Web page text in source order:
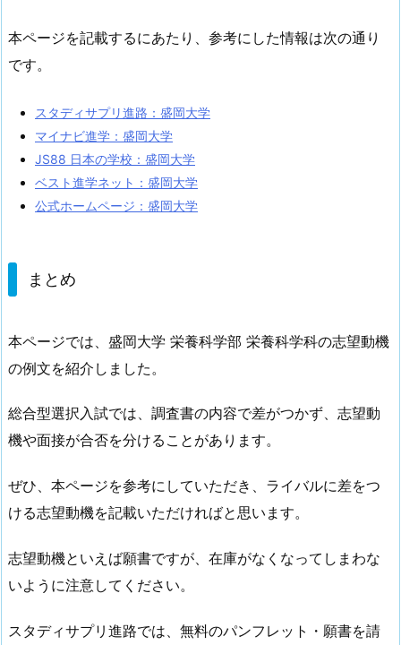
本ページを記載するにあたり、参考にした情報は次の通り
です。
スタディサプリ進路：盛岡大学
マイナビ進学：盛岡大学
JS88 日本の学校：盛岡大学
ベスト進学ネット：盛岡大学
公式ホームページ：盛岡大学
まとめ
本ページでは、盛岡大学 栄養科学部 栄養科学科の志望動機
の例文を紹介しました。
総合型選択入試では、調査書の内容で差がつかず、志望動
機や面接が合否を分けることがあります。
ぜひ、本ページを参考にしていただき、ライバルに差をつ
ける志望動機を記載いただければと思います。
志望動機といえば願書ですが、 在庫がなくなってしまわな
いように注意してください。
スタディサプリ進路では、無料のパンフレット・願書を請